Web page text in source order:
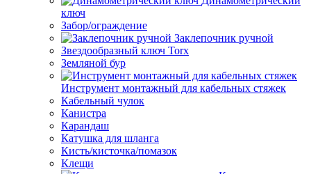
ключ
Забор/ограждение
Заклепочник ручной
Звездообразный ключ Torx
Земляной бур
Инструмент монтажный для кабельных стяжек
Кабельный чулок
Канистра
Карандаш
Катушка для шланга
Кисть/кисточка/помазок
Клещи